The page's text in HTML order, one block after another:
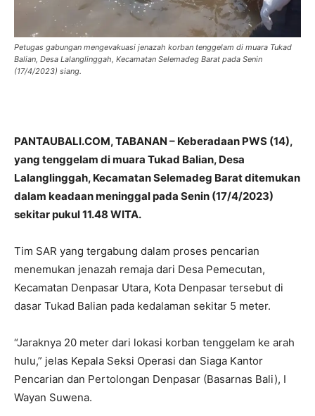
Petugas gabungan mengevakuasi jenazah korban tenggelam di muara Tukad
Balian, Desa Lalanglinggah, Kecamatan Selemadeg Barat pada Senin
(17/4/2023) siang.
PANTAUBALI.COM, TABANAN – Keberadaan PWS (14),
yang tenggelam di muara Tukad Balian, Desa
Lalanglinggah, Kecamatan Selemadeg Barat ditemukan
dalam keadaan meninggal pada Senin (17/4/2023)
sekitar pukul 11.48 WITA.
Tim SAR yang tergabung dalam proses pencarian
menemukan jenazah remaja dari Desa Pemecutan,
Kecamatan Denpasar Utara, Kota Denpasar tersebut di
dasar Tukad Balian pada kedalaman sekitar 5 meter.
“Jaraknya 20 meter dari lokasi korban tenggelam ke arah
hulu,” jelas Kepala Seksi Operasi dan Siaga Kantor
Pencarian dan Pertolongan Denpasar (Basarnas Bali), I
Wayan Suwena.